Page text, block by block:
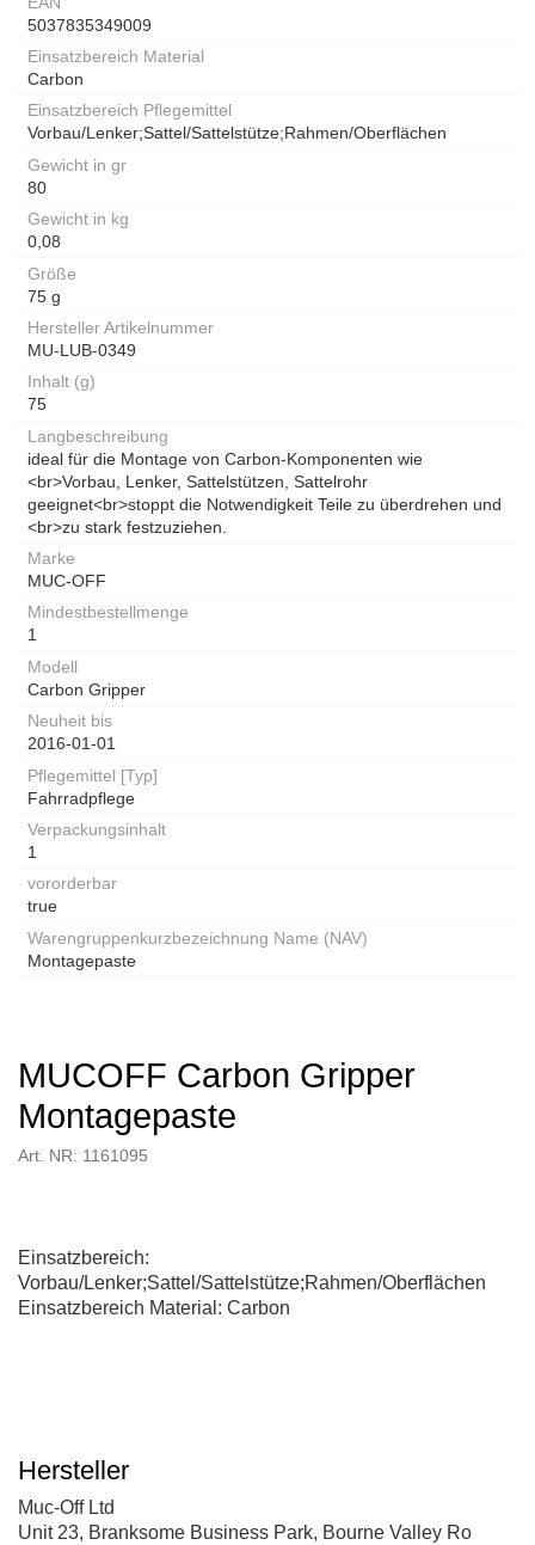
5037835349009
Einsatzbereich Material
Carbon
Einsatzbereich Pflegemittel
Vorbau/Lenker;Sattel/Sattelstütze;Rahmen/Oberflächen
Gewicht in gr
80
Gewicht in kg
0,08
Größe
75 g
Hersteller Artikelnummer
MU-LUB-0349
Inhalt (g)
75
Langbeschreibung
ideal für die Montage von Carbon-Komponenten wie
<br>Vorbau, Lenker, Sattelstützen, Sattelrohr
geeignet<br>stoppt die Notwendigkeit Teile zu überdrehen und
<br>zu stark festzuziehen.
Marke
MUC-OFF
Mindestbestellmenge
1
Modell
Carbon Gripper
Neuheit bis
2016-01-01
Pflegemittel [Typ]
Fahrradpflege
Verpackungsinhalt
1
vororderbar
true
Warengruppenkurzbezeichnung Name (NAV)
Montagepaste
MUCOFF Carbon Gripper
Montagepaste
Art. NR: 1161095
Einsatzbereich:
Vorbau/Lenker;Sattel/Sattelstütze;Rahmen/Oberflächen
Einsatzbereich Material: Carbon
Hersteller
Muc-Off Ltd
Unit 23, Branksome Business Park, Bourne Valley Ro